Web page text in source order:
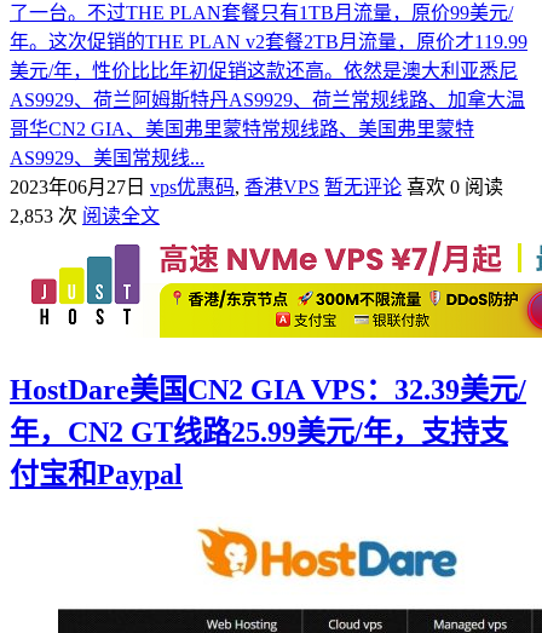
了一台。不过THE PLAN套餐只有1TB月流量，原价99美元/
年。这次促销的THE PLAN v2套餐2TB月流量，原价才119.99
美元/年，性价比比年初促销这款还高。依然是澳大利亚悉尼
AS9929、荷兰阿姆斯特丹AS9929、荷兰常规线路、加拿大温
哥华CN2 GIA、美国弗里蒙特常规线路、美国弗里蒙特
AS9929、美国常规线...
2023年06月27日 vps优惠码, 香港VPS 暂无评论 喜欢 0 阅读
2,853 次 阅读全文
HostDare美国CN2 GIA VPS：32.39美元/
年，CN2 GT线路25.99美元/年，支持支
付宝和Paypal